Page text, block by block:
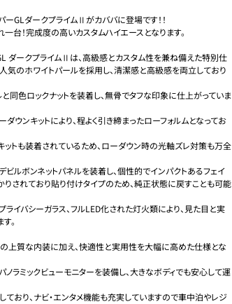
GLダークプライムⅡがカババに登場です！！
台！完成度の高いカスタムハイエースとなります。
ダークプライムⅡは、高級感とカスタム性を兼ね備えた特別仕
気のホワイトパールを採用し、清潔感と高級感を両立しており
同色ロックナットを装着し、無骨でタフな印象に仕上がっていま
ウンキットにより、程よく引き締まったローフォルムとなってお
ットも装着されているため、ローダウン時の光軸ズレ対策も万全
ビルボンネットパネルを装着し、個性的でインパクトあるフェイ
りされており貼り付けタイプのため、純正状態に戻すことも可能
ライバシーガラス、フルLED化された灯火類により、見た目と実
。
上質な内装に加え、快適性と実用性を大幅に高めた仕様とな
ノラミックビューモニターを装備し、大きなボディでも安心して運
ており、ナビ・エンタメ機能も充実していますので車中泊やレジ